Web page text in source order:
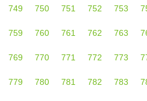
749 750 751 752 753
759 760 761 762 763
769 770 771 772 773
779 780 781 782 783